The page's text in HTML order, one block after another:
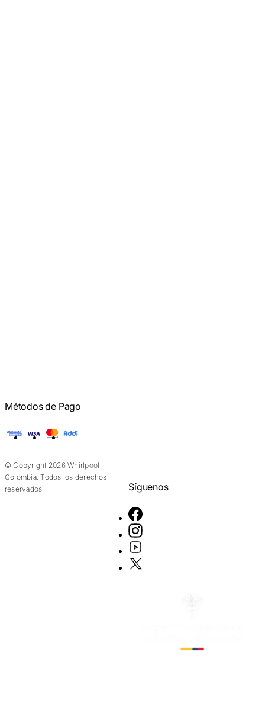
Métodos de Pago
American Express
Visa Mastercard
© Copyright 2026 Whirlpool
Colombia. Todos los derechos
reservados.
Síguenos